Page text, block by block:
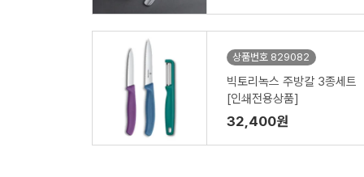
상품번호 829082
빅토리녹스 주방칼 3종세트
[인쇄전용상품]
32,400원